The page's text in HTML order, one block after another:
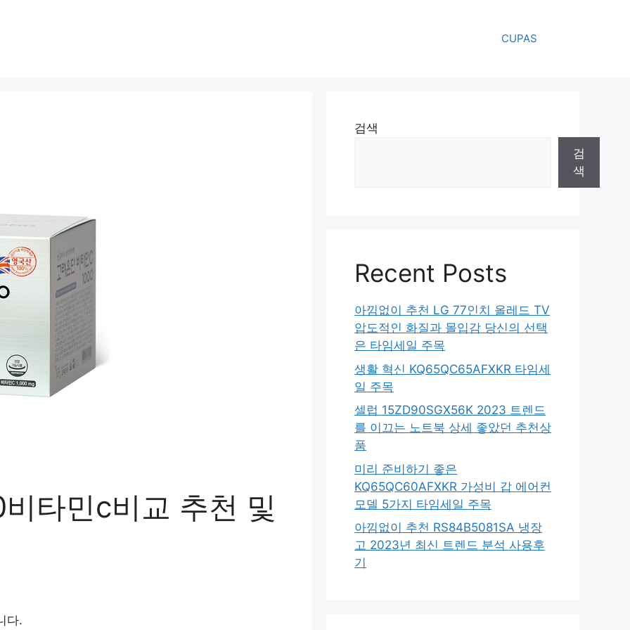
CUPAS
타민c비교 추천 및
다.
검색
검
색
Recent Posts
아낌없이 추천 LG 77인치 올레드 TV
압도적인 화질과 몰입감 당신의 선택
은 타임세일 주목
생활 혁신 KQ65QC65AFXKR 타임세
일 주목
셀럽 15ZD90SGX56K 2023 트렌드
를 이끄는 노트북 상세 좋았던 추천상
품
미리 준비하기 좋은
KQ65QC60AFXKR 가성비 갑 에어컨
모델 5가지 타임세일 주목
아낌없이 추천 RS84B5081SA 냉장
고 2023년 최신 트렌드 분석 사용후
기